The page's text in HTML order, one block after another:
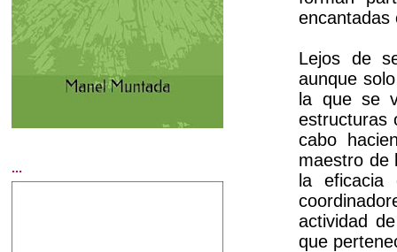
encantadas
Lejos de
aunque
la que se
estructuras
cabo
maestro de
la
actividad
que
...